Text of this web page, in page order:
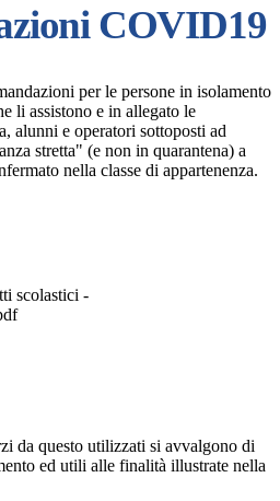
COVID19
per le persone in isolamento
li assistono e in allegato le
alunni e operatori sottoposti ad
stretta" (e non in quarantena) a
nella classe di appartenenza.
scolastici -
da questo utilizzati si avvalgono di
ed utili alle finalità illustrate nella